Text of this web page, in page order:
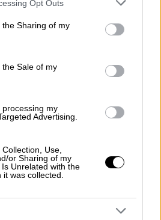
usage behaviour. You may click to
Google and its third-party tags to
purposes in below Google
Opt Outs
Sharing of my
Sale of my
my
Advertising.
Use,
or Sharing of my
Unrelated with the
was collected.
το βίντεο που
την επιστροφή του
από το νοσοκομείο
από το νοσοκομείο
υγείας που